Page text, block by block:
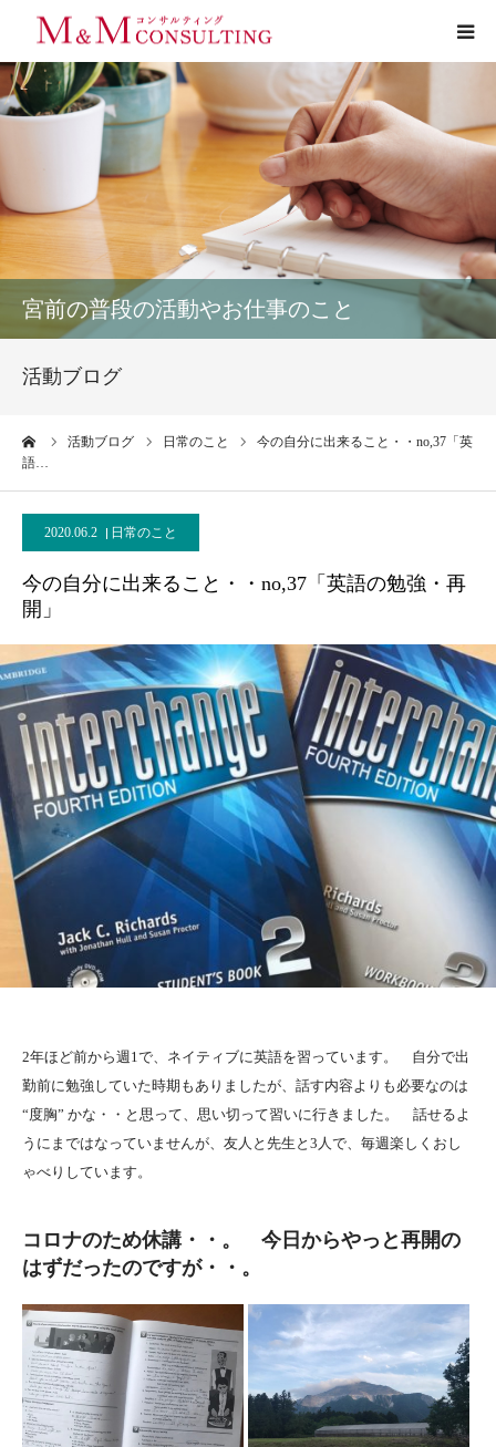
宮前の普段の活動やお仕事のこと
活動ブログ
活動ブログ 日常のこと
今の自分に出来ること・・no,37「英
語…
2020.06.2 日常のこと
今の自分に出来ること・・no,37「英語の勉強・再
開」
2年ほど前から週1で、ネイティブに英語を習っています。 自分で出
勤前に勉強していた時期もありましたが、話す内容よりも必要なのは
“度胸” かな・・と思って、思い切って習いに行きました。 話せるよ
うにまではなっていませんが、友人と先生と3人で、毎週楽しくおし
ゃべりしています。
コロナのため休講・・。 今日からやっと再開の
はずだったのですが・・。
プロフィール
サービス
お客様の声
実績